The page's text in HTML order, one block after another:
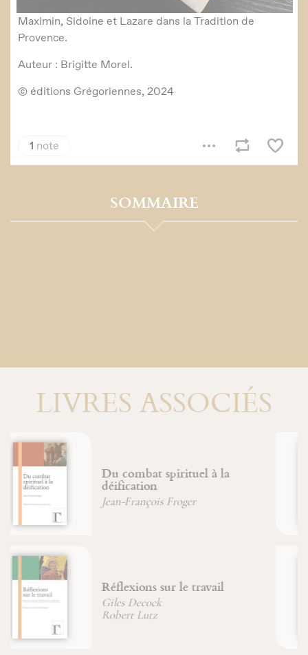
SOMMAIRE
LIVRES ASSOCIÉS
La drachme perdue
Michel Fromaget
D'un corps à l'autre
Père Jean-Claude Hanus